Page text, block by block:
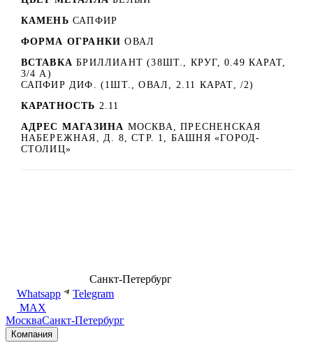
КАМЕНЬ САПФИР
ФОРМА ОГРАНКИ ОВАЛ
ВСТАВКА БРИЛЛИАНТ (38ШТ., КРУГ, 0.49 КАРАТ,
3/4 А)
САПФИР ДИФ. (1ШТ., ОВАЛ, 2.11 КАРАТ, /2)
КАРАТНОСТЬ 2.11
АДРЕС МАГАЗИНА МОСКВА, ПРЕСНЕНСКАЯ
НАБЕРЕЖНАЯ, Д. 8, СТР. 1, БАШНЯ «ГОРОД-
СТОЛИЦ»
Санкт-Петербург
Whatsapp
Telegram
MAX
МоскваСанкт-Петербург
Компания